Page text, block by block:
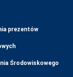
prezentów
Środowiskowego